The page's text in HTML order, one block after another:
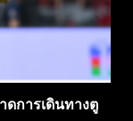
ดการเดินทางตู